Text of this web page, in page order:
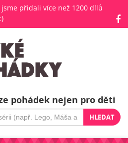
přidali více než 1200 dílů
pohádek nejen pro děti
HLEDAT